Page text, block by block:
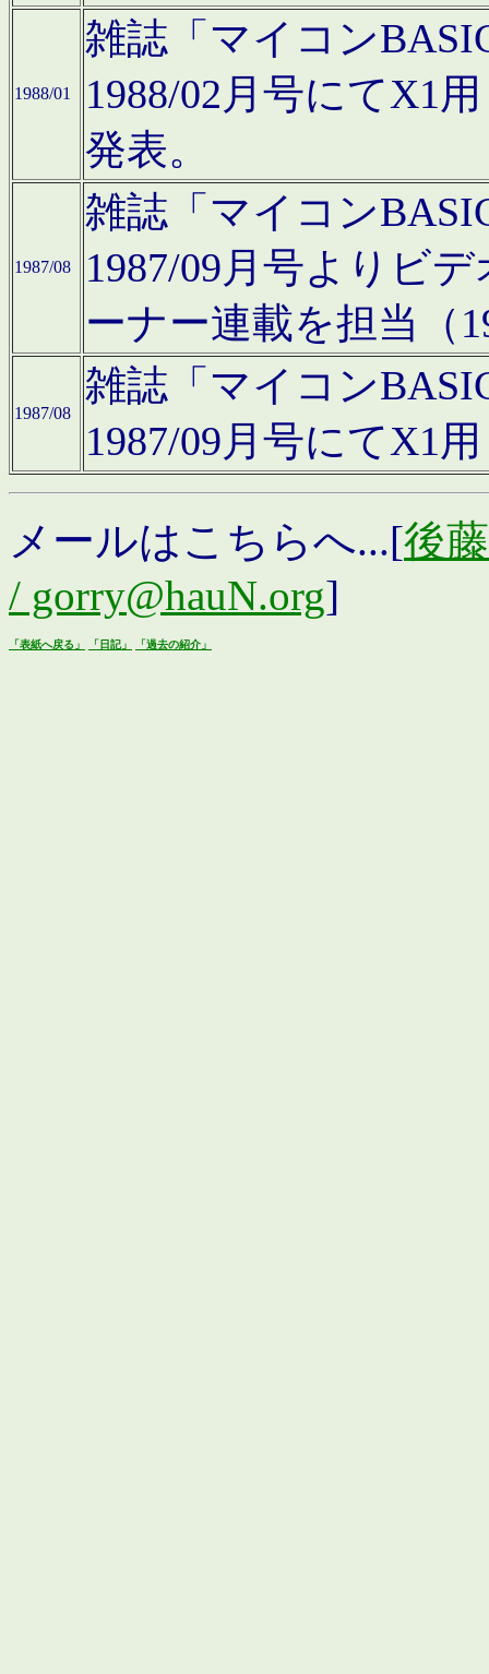
1988/01
雑誌「マイコン
1988/02月号にてX1
発表。
1987/08
雑誌「マイコン
1987/09月号よりビ
ーナー連載を担当（
1987/08
雑誌「マイコン
1987/09月号にてX1
メールはこちらへ...[後
/ gorry@hauN.org]
「表紙へ戻る」 「日記」 「過去の紹介」